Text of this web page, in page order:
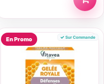
En Promo Sur Commande